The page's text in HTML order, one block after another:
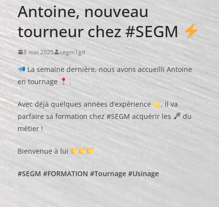
Antoine, nouveau
tourneur chez #SEGM
8 mai 2025 segm1gd
La semaine dernière, nous avons accueilli Antoine
en tournage
.
Avec déjà quelques années d’expérience
, il va
parfaire sa formation chez #SEGM acquérir les
du
métier !
Bienvenue à lui
#SEGM #FORMATION #Tournage #Usinage